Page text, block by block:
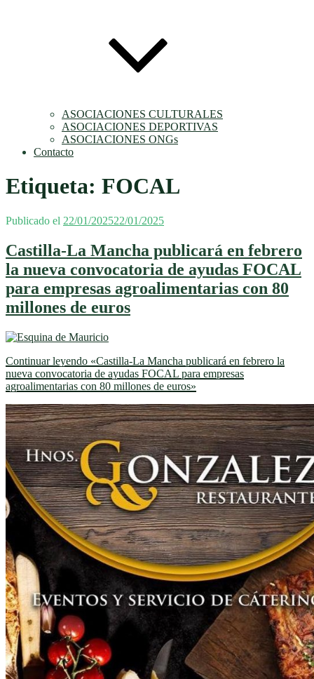
ASOCIACIONES CULTURALES
ASOCIACIONES DEPORTIVAS
ASOCIACIONES ONGs
Contacto
Etiqueta: FOCAL
Publicado el 22/01/202522/01/2025
Castilla-La Mancha publicará en febrero
la nueva convocatoria de ayudas FOCAL
para empresas agroalimentarias con 80
millones de euros
Continuar leyendo «Castilla-La Mancha publicará en febrero la
nueva convocatoria de ayudas FOCAL para empresas
agroalimentarias con 80 millones de euros»